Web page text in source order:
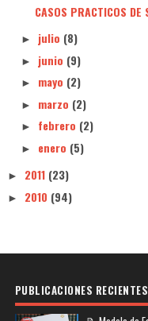
CASOS PRACTICOS DE
► julio (8)
► junio (9)
► mayo (2)
► marzo (2)
► febrero (2)
► enero (5)
► 2011 (23)
► 2010 (94)
PUBLICACIONES RECIENTES